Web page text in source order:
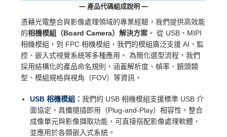
— 產品代碼組成說明 —
憑藉光電整合與影像處理領域的專業經驗，我們提供高效能
的相機模組（Board Camera）解決方案 。 從 USB、MIPI
相機模組，到 FPC 相機模組，我們的模組廣泛支援 AI、監
控、嵌入式視覺系統等多種應用。 為簡化選型流程，我們
採用結構化的產品命名規則，涵蓋解析度、幀率、鏡頭類
型、模組規格與視角（FOV）等資訊。
USB 相機模組： 我們的 USB 相機模組支援標準 USB 介
面協定，具備隨插即用（Plug-and-Play）相容性。整合
成像單元與影像擷取功能，可直接搭配影像處理軟體，
並應用於各類嵌入式系統。